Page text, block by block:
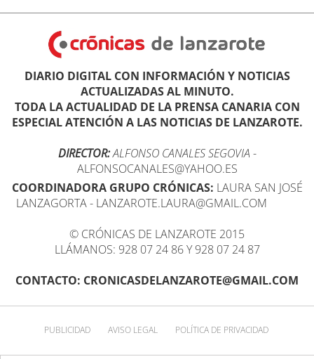
DIARIO DIGITAL CON INFORMACIÓN Y NOTICIAS
ACTUALIZADAS AL MINUTO.
TODA LA ACTUALIDAD DE LA PRENSA CANARIA CON
ESPECIAL ATENCIÓN A LAS NOTICIAS DE LANZAROTE.
DIRECTOR:ALFONSO CANALES SEGOVIA -
ALFONSOCANALES@YAHOO.ES
COORDINADORA GRUPO CRÓNICAS: LAURA SAN JOSÉ
LANZAGORTA - LANZAROTE.LAURA@GMAIL.COM
© CRÓNICAS DE LANZAROTE 2015
LLÁMANOS: 928 07 24 86 Y 928 07 24 87
CONTACTO: CRONICASDELANZAROTE@GMAIL.COM
PUBLICIDAD AVISO LEGAL POLÍTICA DE PRIVACIDAD